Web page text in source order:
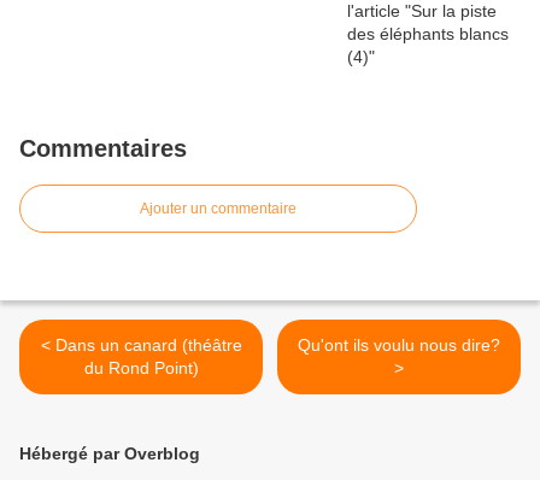
Commentaires
Ajouter un commentaire
< Dans un canard (théâtre
du Rond Point)
Qu'ont ils voulu nous dire?
>
Hébergé par Overblog